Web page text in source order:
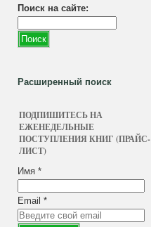
Поиск на сайте:
Расширенный поиск
ПОДПИШИТЕСЬ НА
ЕЖЕНЕДЕЛЬНЫЕ
ПОСТУПЛЕНИЯ КНИГ (ПРАЙС-
ЛИСТ)
Имя *
Email *